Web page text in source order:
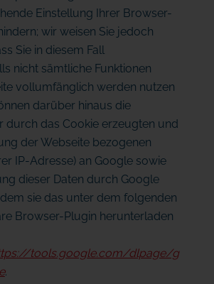
Einstellung Ihrer Browser-
wir weisen Sie jedoch
Sie in diesem Fall
nicht sämtliche Funktionen
vollumfänglich werden nutzen
darüber hinaus die
durch das Cookie erzeugten und
der Webseite bezogenen
IP-Adresse) an Google sowie
dieser Daten durch Google
sie das unter dem folgenden
Browser-Plugin herunterladen
tools.google.com/dlpage/g
.